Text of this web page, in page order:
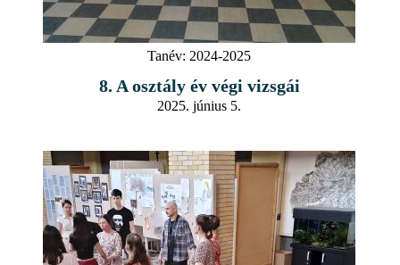
Tanév: 2024-2025
8. A osztály év végi vizsgái
2025. június 5.